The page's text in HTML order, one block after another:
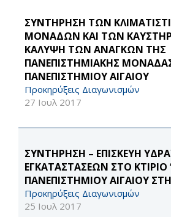
ΣΥΝΤΗΡΗΣΗ ΤΩΝ
ΜΟΝΑΔΩΝ ΚΑΙ ΤΩΝ
ΚΑΛΥΨΗ ΤΩΝ ΑΝΑΓΚΩΝ ΤΗΣ
ΠΑΝΕΠΙΣΤΗΜΙΑΚΗΣ
ΠΑΝΕΠΙΣΤΗΜΙΟΥ ΑΙΓΑΙΟΥ
Προκηρύξεις Διαγωνισμών
27 Ιουλ 2017
ΣΥΝΤΗΡΗΣΗ – ΕΠΙΣΚΕΥΗ
ΕΓΚΑΤΑΣΤΑΣΕΩΝ ΣΤΟ ΚΤΙΡΙΟ
ΠΑΝΕΠΙΣΤΗΜΙΟΥ ΑΙΓΑΙΟΥ
Προκηρύξεις Διαγωνισμών
25 Ιουλ 2017